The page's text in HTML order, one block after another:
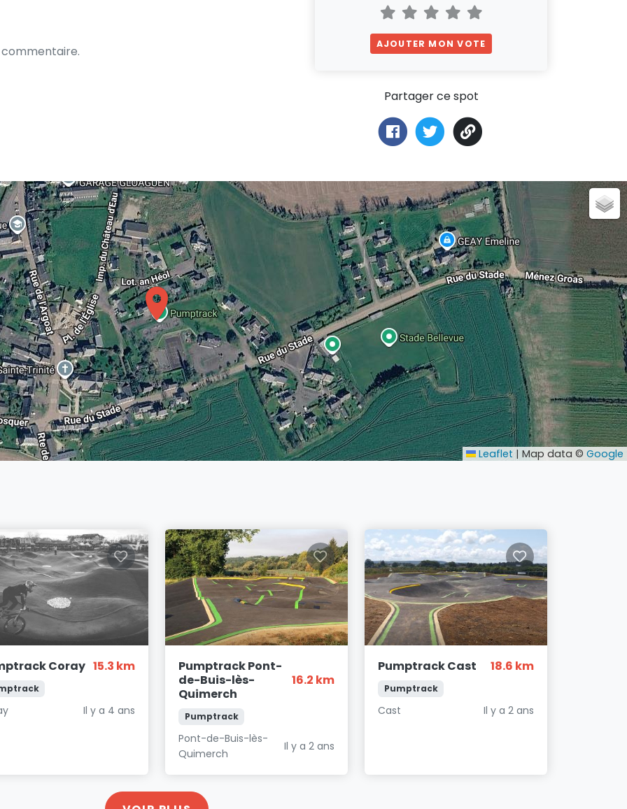
AJOUTER MON VOTE
Partager ce spot
Leaflet | Map data © Google
Coray 15.3 km
Il y a 4 ans
Pumptrack Pont-
de-Buis-lès-
Quimerch
16.2 km
Pumptrack
Pont-de-Buis-lès-
Quimerch
Il y a 2 ans
Pumptrack Cast 18.6 km
Pumptrack
Cast Il y a 2 ans